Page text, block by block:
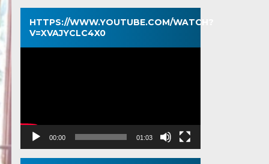
HTTPS://WWW.YOUTUBE.COM/WATCH?
V=XVAJYCLC4X0
Pemutar
00:00 01:03